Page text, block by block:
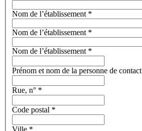
Nom de l’établissement *
Nom de l’établissement *
Nom de l’établissement *
Prénom et nom de la personne de contact
Rue, n° *
Code postal *
Ville *